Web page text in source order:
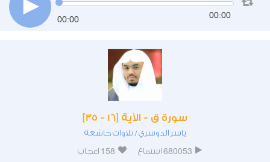
00:00 00:00
سورة ق - الآية [16 - 35]
ياسر الدوسري/ تلاوات خاشعة
680053 استماع 158 اعجاب